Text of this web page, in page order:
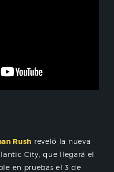
Rush reveló la nueva
City, que llegará el
en pruebas el 3 de